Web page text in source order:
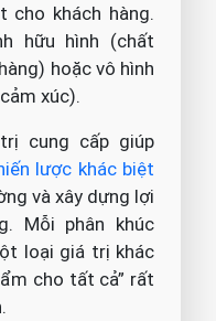
cho khách hàng.
hữu hình (chất
hoặc vô hình
xúc).
cung cấp giúp
lược khác biệt
và xây dựng lợi
Mỗi phân khúc
loại giá trị khác
cho tất cả” rất